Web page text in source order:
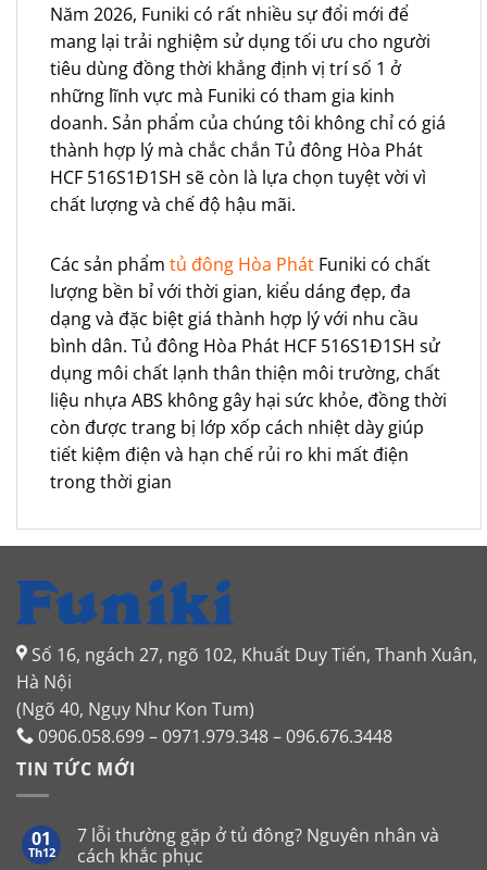
Năm 2026, Funiki có rất nhiều sự đổi mới để
mang lại trải nghiệm sử dụng tối ưu cho người
tiêu dùng đồng thời khẳng định vị trí số 1 ở
những lĩnh vực mà Funiki có tham gia kinh
doanh. Sản phẩm của chúng tôi không chỉ có giá
thành hợp lý mà chắc chắn Tủ đông Hòa Phát
HCF 516S1Đ1SH sẽ còn là lựa chọn tuyệt vời vì
chất lượng và chế độ hậu mãi.
Các sản phẩm tủ đông Hòa Phát Funiki có chất
lượng bền bỉ với thời gian, kiểu dáng đẹp, đa
dạng và đặc biệt giá thành hợp lý với nhu cầu
bình dân. Tủ đông Hòa Phát HCF 516S1Đ1SH sử
dụng môi chất lạnh thân thiện môi trường, chất
liệu nhựa ABS không gây hại sức khỏe, đồng thời
còn được trang bị lớp xốp cách nhiệt dày giúp
tiết kiệm điện và hạn chế rủi ro khi mất điện
trong thời gian
Số 16, ngách 27, ngõ 102, Khuất Duy Tiến, Thanh Xuân,
Hà Nội
(Ngõ 40, Ngụy Như Kon Tum)
0906.058.699 – 0971.979.348 – 096.676.3448
TIN TỨC MỚI
01
Th12
7 lỗi thường gặp ở tủ đông? Nguyên nhân và
cách khắc phục